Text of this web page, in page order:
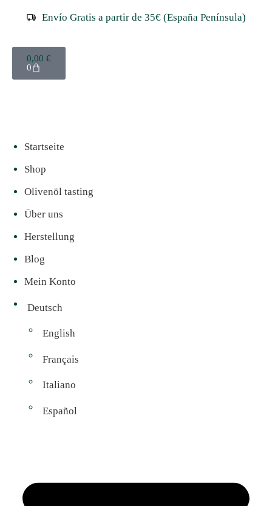
Envío Gratis a partir de 35€ (España Península)
0,00 €
0
Startseite
Shop
Olivenöl tasting
Über uns
Herstellung
Blog
Mein Konto
Deutsch
English
Français
Italiano
Español